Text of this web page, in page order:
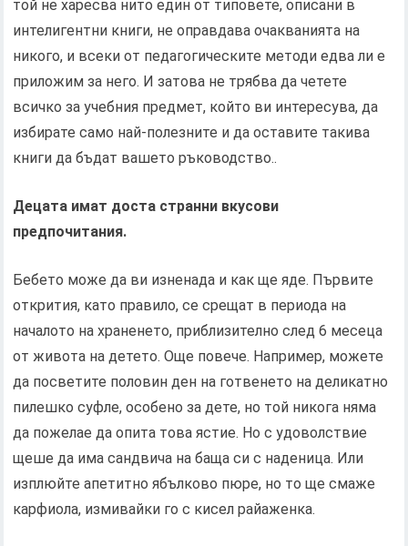
той не харесва нито един от типовете, описани в
интелигентни книги, не оправдава очакванията на
никого, и всеки от педагогическите методи едва ли е
приложим за него. И затова не трябва да четете
всичко за учебния предмет, който ви интересува, да
избирате само най-полезните и да оставите такива
книги да бъдат вашето ръководство..
Децата имат доста странни вкусови
предпочитания.
Бебето може да ви изненада и как ще яде. Първите
открития, като правило, се срещат в периода на
началото на храненето, приблизително след 6 месеца
от живота на детето. Още повече. Например, можете
да посветите половин ден на готвенето на деликатно
пилешко суфле, особено за дете, но той никога няма
да пожелае да опита това ястие. Но с удоволствие
щеше да има сандвича на баща си с наденица. Или
изплюйте апетитно ябълково пюре, но то ще смаже
карфиола, измивайки го с кисел райаженка.